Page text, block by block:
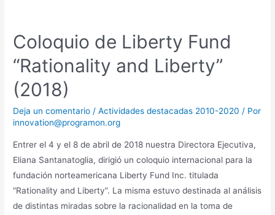
Coloquio de Liberty Fund
“Rationality and Liberty”
(2018)
Deja un comentario /Actividades destacadas 2010-2020 / Por
innovation@programon.org
Entrer el 4 y el 8 de abril de 2018 nuestra Directora Ejecutiva,
Eliana Santanatoglia, dirigió un coloquio internacional para la
fundación norteamericana Liberty Fund Inc. titulada
“Rationality and Liberty”. La misma estuvo destinada al análisis
de distintas miradas sobre la racionalidad en la toma de